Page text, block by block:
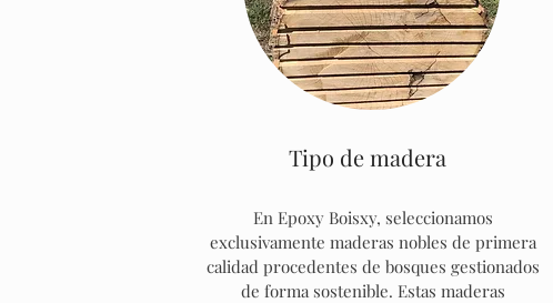
Tipo de madera
En Epoxy Boisxy, seleccionamos
exclusivamente maderas nobles de primera
calidad procedentes de bosques gestionados
de forma sostenible. Estas maderas